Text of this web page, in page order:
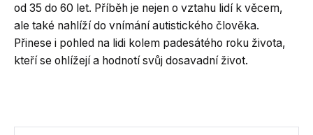
od 35 do 60 let. Příběh je nejen o vztahu lidí k věcem,
ale také nahlíží do vnímání autistického člověka.
Přinese i pohled na lidi kolem padesátého roku života,
kteří se ohlížejí a hodnotí svůj dosavadní život.